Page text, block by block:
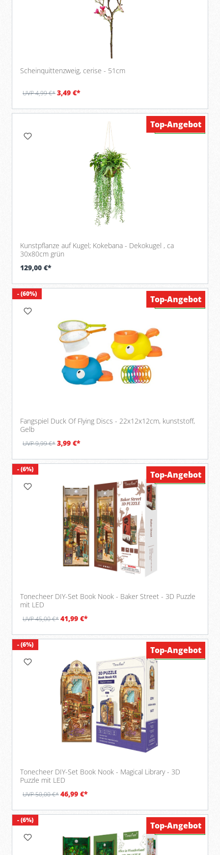
Scheinquittenzweig, cerise - 51cm
UVP 4,99 €*3,49 €*
Kunstpflanze auf Kugel; Kokebana - Dekokugel , ca
30x80cm grün
129,00 €*
Verfügbar
Top-Angebot
- (60%)
Fangspiel Duck Of Flying Discs - 22x12x12cm, kunststoff,
Gelb
UVP 9,99 €*3,99 €*
Verfügbar
Top-Angebot
- (6%)
Tonecheer DIY-Set Book Nook - Baker Street - 3D Puzzle
mit LED
UVP 45,00 €*41,99 €*
Verfügbar
Top-Angebot
- (6%)
Tonecheer DIY-Set Book Nook - Magical Library - 3D
Puzzle mit LED
UVP 50,00 €*46,99 €*
Verfügbar
Top-Angebot
- (6%)
Verfügbar
Top-Angebot